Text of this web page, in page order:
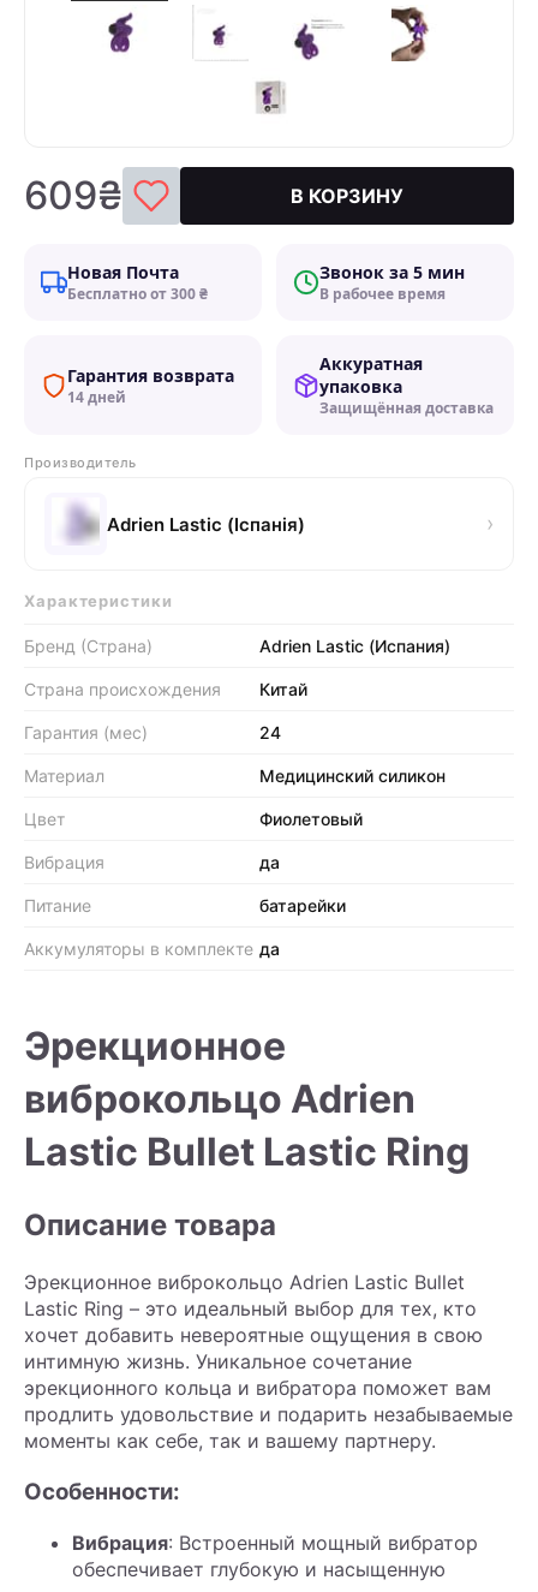
609₴ В КОРЗИНУ
Новая Почта
Бесплатно от 300 ₴
Звонок за 5 мин
В рабочее время
Гарантия возврата
14 дней
Аккуратная
упаковка
Защищённая доставка
Производитель
Adrien Lastic (Іспанія) ›
Характеристики
Бренд (Страна) Adrien Lastic (Испания)
Страна происхождения Китай
Гарантия (мес) 24
Материал Медицинский силикон
Цвет Фиолетовый
Вибрация да
Питание батарейки
Аккумуляторы в комплекте да
Эрекционное
виброкольцо Adrien
Lastic Bullet Lastic Ring
Описание товара
Эрекционное виброкольцо Adrien Lastic Bullet
Lastic Ring – это идеальный выбор для тех, кто
хочет добавить невероятные ощущения в свою
интимную жизнь. Уникальное сочетание
эрекционного кольца и вибратора поможет вам
продлить удовольствие и подарить незабываемые
моменты как себе, так и вашему партнеру.
Особенности:
Вибрация: Встроенный мощный вибратор
обеспечивает глубокую и насыщенную